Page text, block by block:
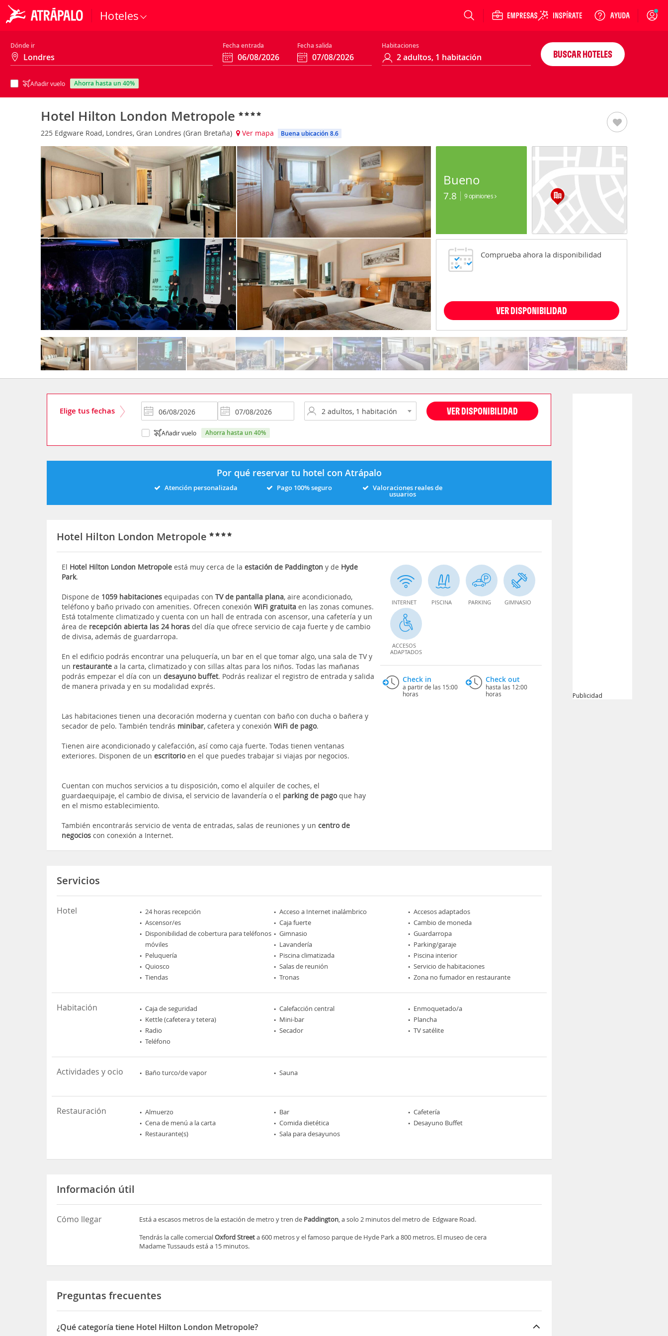
Hoteles Login
Dónde ir Fecha entrada Fecha salida Habitaciones
Añadir vuelo ahorra hasta un 40%
BUSCAR HOTELES
Hotel Hilton London Metropole
225 Edgware Road, Londres, Gran Londres (Gran Bretaña) Ver mapa Buena ubicación 8.6
Bueno
7.8 9 opiniones
Comprueba ahora la disponibilidad
VER DISPONIBILIDAD
Elige tus fechas VER DISPONIBILIDAD
Añadir vuelo ahorra hasta un 40%
Por qué reservar tu hotel con Atrápalo
Atención personalizada Pago 100% seguro Valoraciones reales de
usuarios
Hotel Hilton London Metropole
El Hotel Hilton London Metropole está muy cerca de laestación de Paddington y de Hyde
Park.
Dispone de 1059 habitaciones equipadas con TV de pantalla plana, aire acondicionado,
teléfono y baño privado con amenities. Ofrecen conexión WiFi gratuita en las zonas comunes.
Está totalmente climatizado y cuenta con un hall de entrada con ascensor, una cafetería y un
área de recepción abierta las 24 horas del día que ofrece servicio de caja fuerte y de cambio
de divisa, además de guardarropa.
En el edificio podrás encontrar una peluquería, un bar en el que tomar algo, una sala de TV y
un restaurantea la carta, climatizado y con sillas altas para los niños. Todas las mañanas
podrás empezar el día con undesayuno buffet. Podrás realizar el registro de entrada y salida
de manera privada y en su modalidad exprés.
Las habitaciones tienen una decoración moderna y cuentan con baño con ducha o bañera y
secador de pelo. También tendrás minibar, cafetera y conexiónWiFi de pago.
Tienen aire acondicionado y calefacción, así como caja fuerte. Todas tienen ventanas
exteriores. Disponen de unescritorioen el que puedes trabajar si viajas por negocios.
Cuentan con muchos servicios a tu disposición, como el alquiler de coches, el
guardaequipaje, el cambio de divisa, el servicio de lavandería o el parking de pagoque hay
en el mismo establecimiento.
También encontrarás servicio de venta de entradas, salas de reuniones y un centro de
negocios con conexión a Internet.
INTERNET PISCINA PARKING GIMNASIO
ACCESOS
ADAPTADOS
Check in
a partir de las 15:00
horas
Check out
hasta las 12:00
horas
Servicios
Hotel 24 horas recepción Acceso a Internet inalámbrico
Accesos adaptados
Ascensor/es
Caja fuerte
Cambio de moneda
Disponibilidad de cobertura para teléfonos
móviles
Gimnasio
Guardarropa
Lavandería
Parking/garaje
Peluquería
Piscina climatizada
Piscina interior
Quiosco
Salas de reunión
Servicio de habitaciones
Tiendas
Tronas Zona no fumador en restaurante
Habitación Caja de seguridad Calefacción central
Enmoquetado/a
Kettle (cafetera y tetera)
Mini-bar
Plancha
Radio
Secador
TV satélite
Teléfono
Actividades y ocio Baño turco/de vapor Sauna
Restauración Almuerzo Bar
Cafetería
Cena de menú a la carta
Comida dietética
Desayuno Buffet
Restaurante(s)
Sala para desayunos
Información útil
Cómo llegar Está a escasos metros de la estación de metro y tren de Paddington, a solo 2 minutos del metro de Edgware Road.
Tendrás la calle comercialOxford Streeta 600 metros y el famoso parque de Hyde Park a 800 metros. El museo de cera
Madame Tussauds está a 15 minutos.
Preguntas frecuentes
¿Qué categoría tiene Hotel Hilton London Metropole?
Publicidad